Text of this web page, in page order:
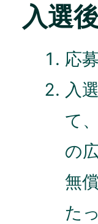
入選
応
入
て
の
無
た